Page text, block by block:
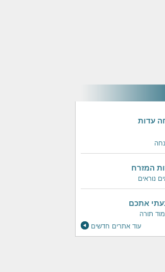
עדות
המזרח
נוראים
אתכם
תורה
עוד אתרים חדשים